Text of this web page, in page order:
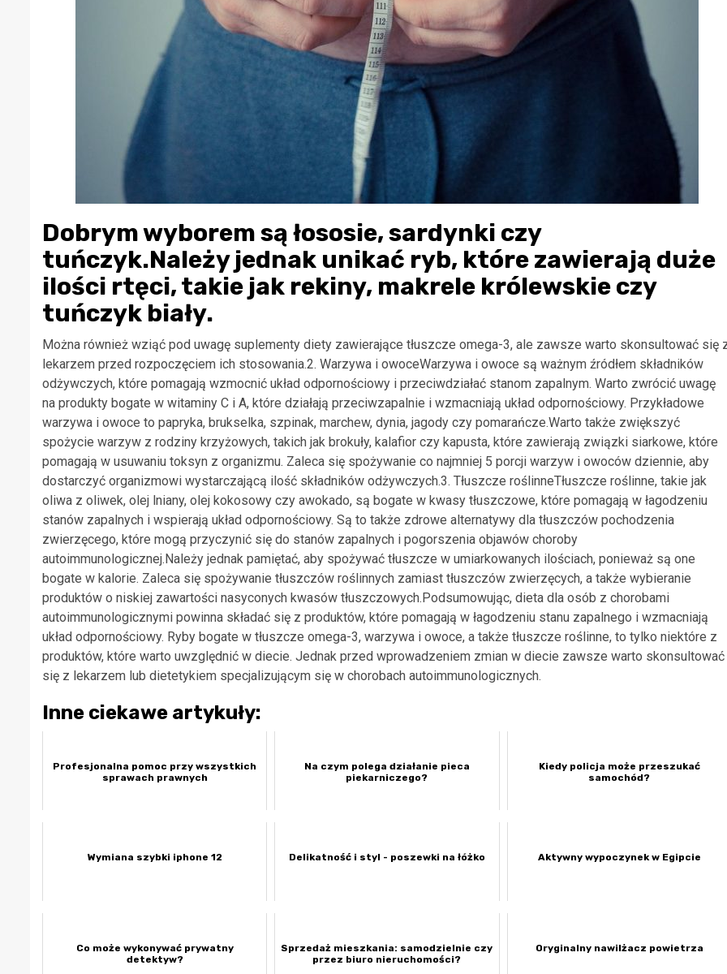
Dobrym wyborem są łososie, sardynki czy
tuńczyk.Należy jednak unikać ryb, które zawierają duże
ilości rtęci, takie jak rekiny, makrele królewskie czy
tuńczyk biały.
Można również wziąć pod uwagę suplementy diety zawierające tłuszcze omega-3, ale zawsze warto skonsultować się
lekarzem przed rozpoczęciem ich stosowania.2. Warzywa i owoceWarzywa i owoce są ważnym źródłem składników
odżywczych, które pomagają wzmocnić układ odpornościowy i przeciwdziałać stanom zapalnym. Warto zwrócić uwagę
na produkty bogate w witaminy C i A, które działają przeciwzapalnie i wzmacniają układ odpornościowy. Przykładowe
warzywa i owoce to papryka, brukselka, szpinak, marchew, dynia, jagody czy pomarańcze.Warto także zwiększyć
spożycie warzyw z rodziny krzyżowych, takich jak brokuły, kalafior czy kapusta, które zawierają związki siarkowe, które
pomagają w usuwaniu toksyn z organizmu. Zaleca się spożywanie co najmniej 5 porcji warzyw i owoców dziennie, aby
dostarczyć organizmowi wystarczającą ilość składników odżywczych.3. Tłuszcze roślinneTłuszcze roślinne, takie jak
oliwa z oliwek, olej lniany, olej kokosowy czy awokado, są bogate w kwasy tłuszczowe, które pomagają w łagodzeniu
stanów zapalnych i wspierają układ odpornościowy. Są to także zdrowe alternatywy dla tłuszczów pochodzenia
zwierzęcego, które mogą przyczynić się do stanów zapalnych i pogorszenia objawów choroby
autoimmunologicznej.Należy jednak pamiętać, aby spożywać tłuszcze w umiarkowanych ilościach, ponieważ są one
bogate w kalorie. Zaleca się spożywanie tłuszczów roślinnych zamiast tłuszczów zwierzęcych, a także wybieranie
produktów o niskiej zawartości nasyconych kwasów tłuszczowych.Podsumowując, dieta dla osób z chorobami
autoimmunologicznymi powinna składać się z produktów, które pomagają w łagodzeniu stanu zapalnego i wzmacniają
układ odpornościowy. Ryby bogate w tłuszcze omega-3, warzywa i owoce, a także tłuszcze roślinne, to tylko niektóre z
produktów, które warto uwzględnić w diecie. Jednak przed wprowadzeniem zmian w diecie zawsze warto skonsultować
się z lekarzem lub dietetykiem specjalizującym się w chorobach autoimmunologicznych.
Inne ciekawe artykuły:
Profesjonalna pomoc przy wszystkich
sprawach prawnych
Na czym polega działanie pieca
piekarniczego?
Kiedy policja może przeszukać
samochód?
Wymiana szybki iphone 12 Delikatność i styl - poszewki na łóżko Aktywny wypoczynek w Egipcie
Co może wykonywać prywatny
detektyw?
Sprzedaż mieszkania: samodzielnie czy
przez biuro nieruchomości?
Oryginalny nawilżacz powietrza